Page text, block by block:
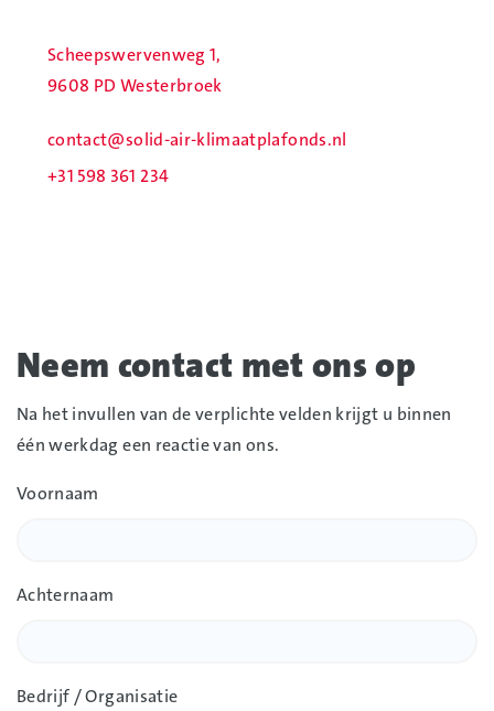
Scheepswervenweg 1,
9608 PD Westerbroek
contact@solid-air-klimaatplafonds.nl
+31 598 361 234
Neem contact met ons op
Na het invullen van de verplichte velden krijgt u binnen
één werkdag een reactie van ons.
Voornaam
Achternaam
Bedrijf / Organisatie